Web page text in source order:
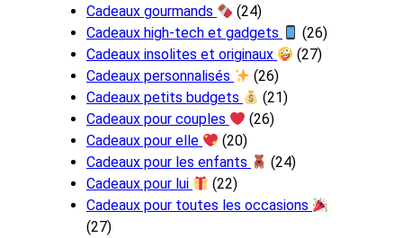
Cadeaux gourmands
(24)
Cadeaux high-tech et gadgets
(26)
Cadeaux insolites et originaux
(27)
Cadeaux personnalisés
(26)
Cadeaux petits budgets
(21)
Cadeaux pour couples
(26)
Cadeaux pour elle
(20)
Cadeaux pour les enfants
(24)
Cadeaux pour lui
(22)
Cadeaux pour toutes les occasions
(27)